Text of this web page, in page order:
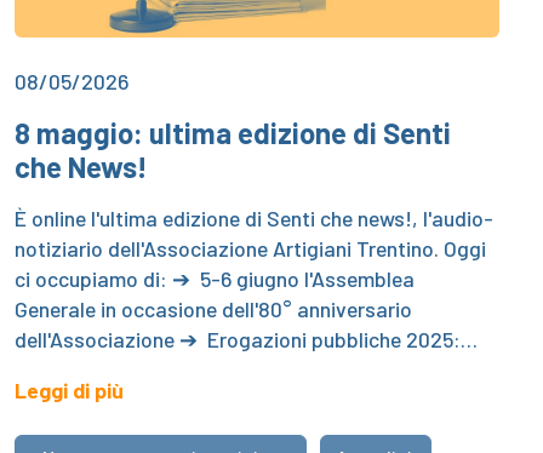
08/05/2026
8 maggio: ultima edizione di Senti
che News!
È online l'ultima edizione di Senti che news!, l'audio-
notiziario dell'Associazione Artigiani Trentino. Oggi
ci occupiamo di: ➔ 5-6 giugno l'Assemblea
Generale in occasione dell'80° anniversario
dell'Associazione ➔ Erogazioni pubbliche 2025:…
Leggi di più